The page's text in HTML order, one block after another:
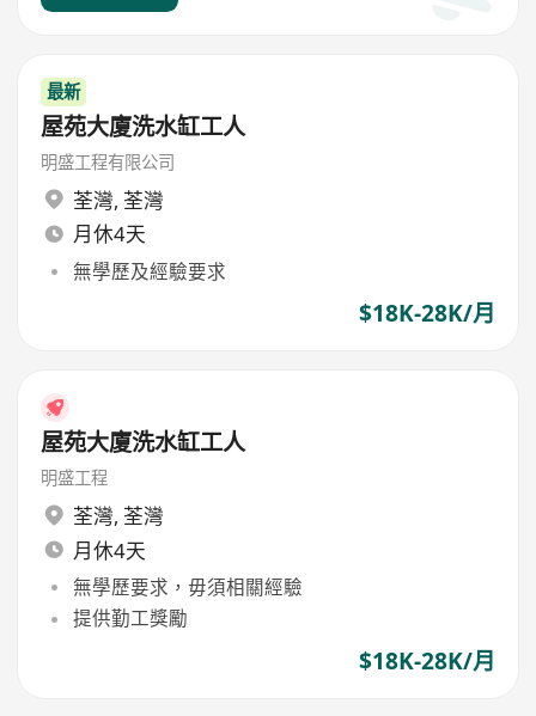
最新
屋苑大廈洗水缸工人
明盛工程有限公司
荃灣, 荃灣
月休4天
無學歷及經驗要求
$18K-28K/月
屋苑大廈洗水缸工人
明盛工程
荃灣, 荃灣
月休4天
無學歷要求，毋須相關經驗
提供勤工獎勵
$18K-28K/月